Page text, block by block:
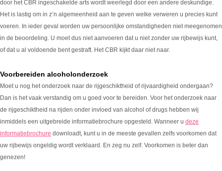
door het CBR ingeschakelde arts wordt weerlegd door een andere deskundige.
Het is lastig om in z’n algemeenheid aan te geven welke verweren u precies kunt
voeren. In ieder geval worden uw persoonlijke omstandigheden niet meegenomen
in de beoordeling. U moet dus niet aanvoeren dat u niet zonder uw rijbewijs kunt,
of dat u al voldoende bent gestraft. Het CBR kijkt daar niet naar.
Voorbereiden alcoholonderzoek
Moet u nog het onderzoek naar de rijgeschiktheid of rijvaardigheid ondergaan?
Dan is het vaak verstandig om u goed voor te bereiden. Voor het onderzoek naar
de rijgeschiktheid na rijden onder invloed van alcohol of drugs hebben wij
inmiddels een uitgebreide informatiebrochure opgesteld. Wanneer u deze
informatiebrochure downloadt, kunt u in de meeste gevallen zelfs voorkomen dat
uw rijbewijs ongeldig wordt verklaard. En zeg nu zelf. Voorkomen is beter dan
genezen!